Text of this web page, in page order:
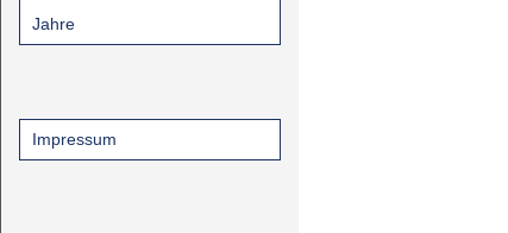
Jahre
Impressum